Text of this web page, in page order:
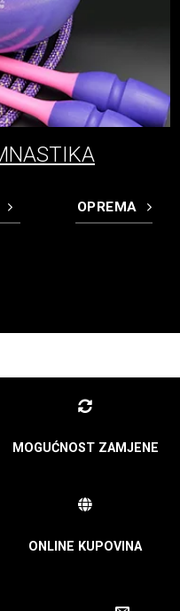
OPREMA
MOGUĆNOST ZAMJENE
ONLINE KUPOVINA